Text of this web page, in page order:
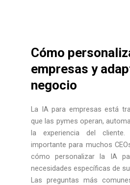
Cómo
empresas y
negocio
La IA para empresas está
que las pymes operan,
la experiencia del
importante para muchos
cómo personalizar la IA
necesidades específicas de
Las preguntas más